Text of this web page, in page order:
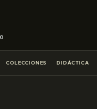
COLECCIONES DIDÁCTICA